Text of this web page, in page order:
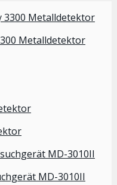
Metalldetektor
MD-3010II